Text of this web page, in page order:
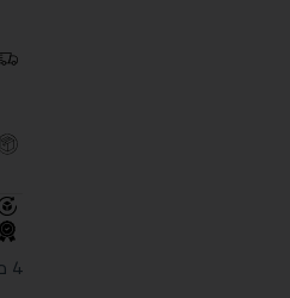
4 متوفر في المخزون